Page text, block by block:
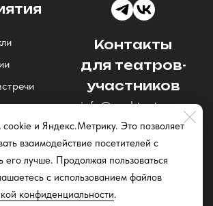
и Яндекс.Метрику. Это позволяет
взаимодействие посетителей с
его лучше. Продолжая пользоваться
с использованием файлов
конфиденциальности.
Контакты
для театров-
участников
info@nochteatrov.ru